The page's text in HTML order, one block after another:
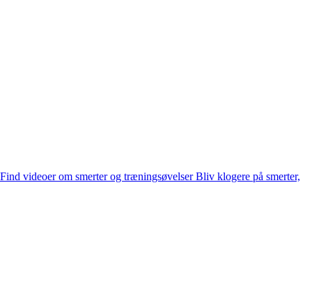
videoer om smerter og træningsøvelser Bliv klogere på smerter,